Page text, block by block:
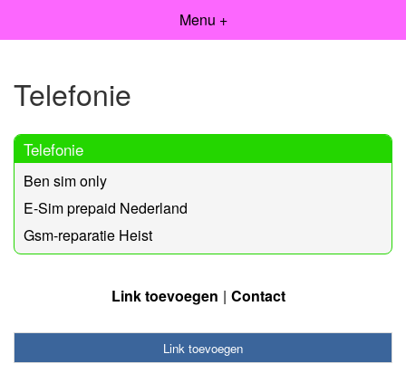
Menu +
Telefonie
Telefonie
Ben sim only
E-Sim prepaid Nederland
Gsm-reparatie Heist
Link toevoegen Contact
Link toevoegen